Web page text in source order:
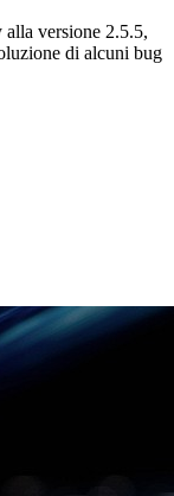
versione 2.5.5,
di alcuni bug